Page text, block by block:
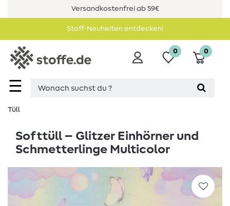
Versandkostenfrei ab 59€
Stoff-Neuheiten entdecken!
☰
0 0
Tüll
Softtüll – Glitzer Einhörner und
Schmetterlinge Multicolor